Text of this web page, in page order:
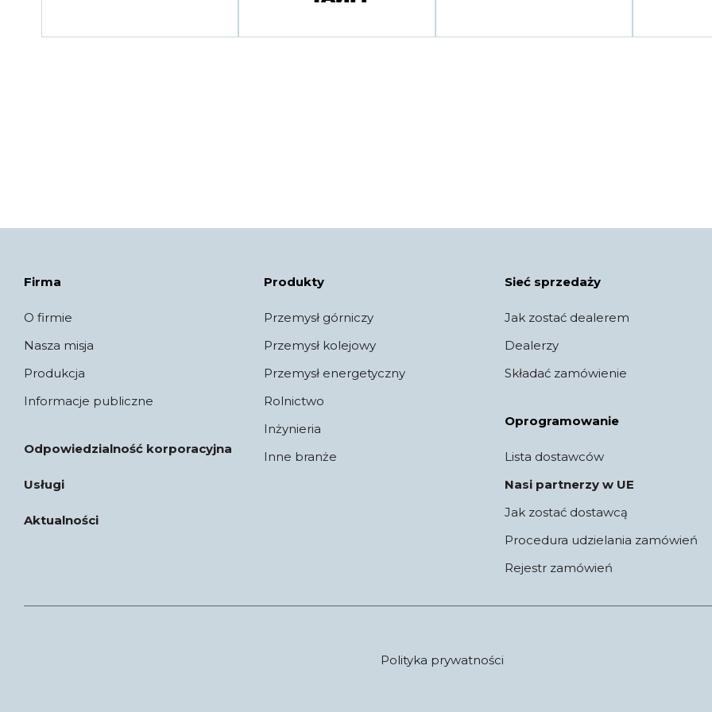
Firma
O firmie
Nasza misja
Produkcja
Informacje publiczne
Odpowiedzialność korporacyjna
Usługi
Aktualności
Produkty
Przemysł górniczy
Przemysł kolejowy
Przemysł energetyczny
Rolnictwo
Inżynieria
Inne branże
Sieć sprzedaży
Jak zostać dealerem
Dealerzy
Składać zamówienie
Oprogramowanie
Lista dostawców
Nasi partnerzy w UE
Jak zostać dostawcą
Procedura udzielania zamówień
Rejestr zamówień
Polityka prywatności